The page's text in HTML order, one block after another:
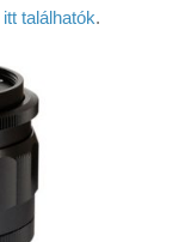
itt találhatók.